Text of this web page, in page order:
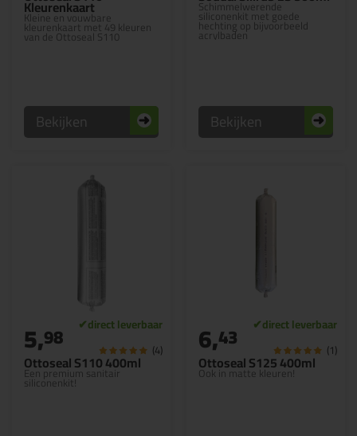
Kleurenkaart
Kleine en vouwbare
kleurenkaart met 49 kleuren
van de Ottoseal S110
Bekijken
Schimmelwerende
siliconenkit met goede
hechting op bijvoorbeeld
acrylbaden
Bekijken
Ottoseal S110 400ml
Een premium sanitair
siliconenkit!
5,98 (4)
Ottoseal S125 400ml
Ook in matte kleuren!
6,43 (1)